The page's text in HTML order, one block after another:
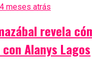
4 meses atrás
revela
Alanys Lagos